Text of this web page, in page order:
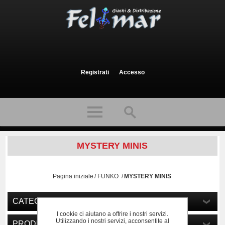
Registrati Accesso
MYSTERY MINIS
Pagina iniziale / FUNKO / MYSTERY MINIS
CATEGORIE
I cookie ci aiutano a offrire i nostri servizi.
Utilizzando i nostri servizi, acconsentite al